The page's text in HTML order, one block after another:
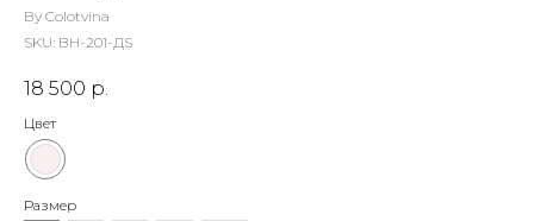
By Colotvina
SKU: BH-201-ДS
18 500 р.
Цвет
Размер